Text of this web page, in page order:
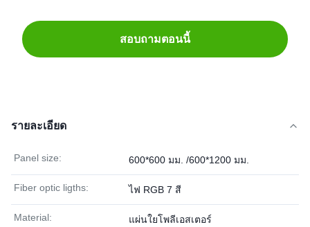
สอบถามตอนนี้
รายละเอียด
Panel size: 600*600 มม. /600*1200 มม.
Fiber optic ligths: ไฟ RGB 7 สี
Material: แผ่นใยโพลีเอสเตอร์